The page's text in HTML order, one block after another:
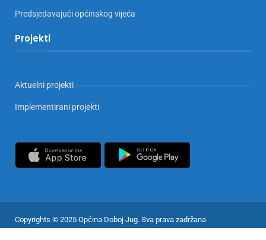
Predsjedavajući općinskog vijeća
Projekti
Aktuelni projekti
Implementirani projekti
Copyrights © 2025 Općina Doboj Jug. Sva prava zadržana